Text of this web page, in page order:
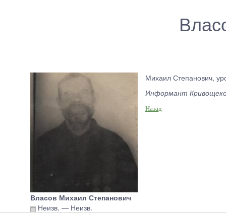
Власов Михаил Степанович
Неизв. — Неизв.
Михаил Степанович,
Информант
Назад